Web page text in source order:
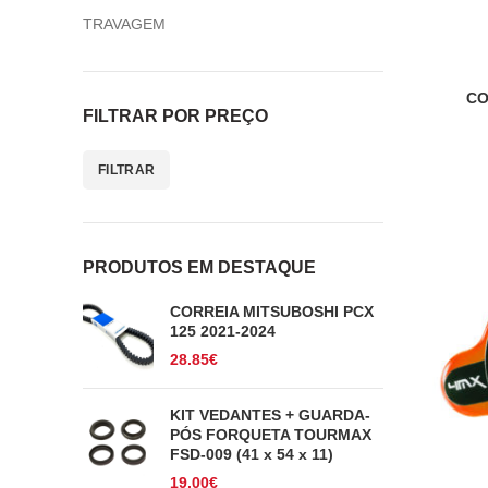
TRAVAGEM
FILTRAR POR PREÇO
FILTRAR
PRODUTOS EM DESTAQUE
CORREIA MITSUBOSHI PCX
125 2021-2024
28.85€
KIT VEDANTES + GUARDA-
PÓS FORQUETA TOURMAX
FSD-009 (41 x 54 x 11)
19.00€